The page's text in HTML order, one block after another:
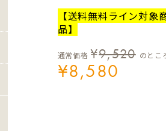
通常価格 ¥9,520 のとこ
¥8,580
【送料無料ライン対象
品】